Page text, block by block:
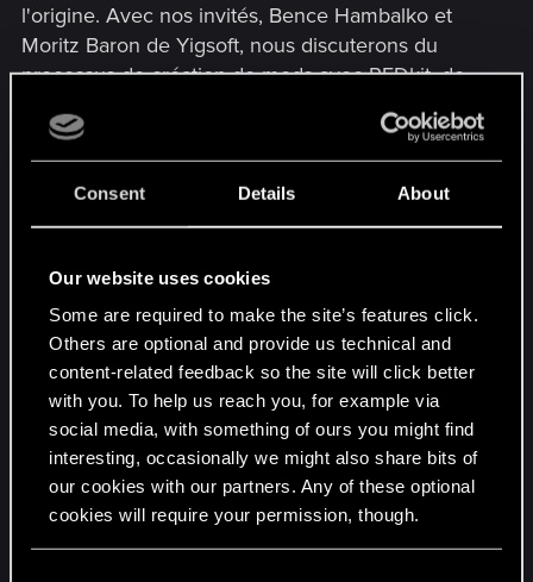
Consent Details About
Our website uses cookies
Some are required to make the site’s features click.
Others are optional and provide us technical and
content-related feedback so the site will click better
with you. To help us reach you, for example via
social media, with something of ours you might find
interesting, occasionally we might also share bits of
our cookies with our partners. Any of these optional
cookies will require your permission, though.
l'origine. Avec nos invités, Bence Hambalko et
Moritz Baron de Yigsoft, nous discuterons du
processus de création de mods avec REDkit, de
Date : Mardi 21 mai
Heure : 17H CEST
Lieu :CD PROJEKT RED - Twitch
Que vous soyez un moddeur chevronné ou que
vous trempiez vos orteils dans le monde du
modding, vous ne voudrez pas manquer cet
événement. Animé comme toujours par nos
Community Managers seniors : Amelia Kołat et
Alicja Kozera !
À bientôt !